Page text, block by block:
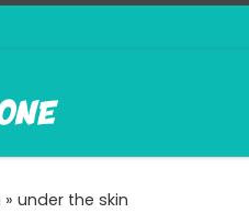
» under the skin